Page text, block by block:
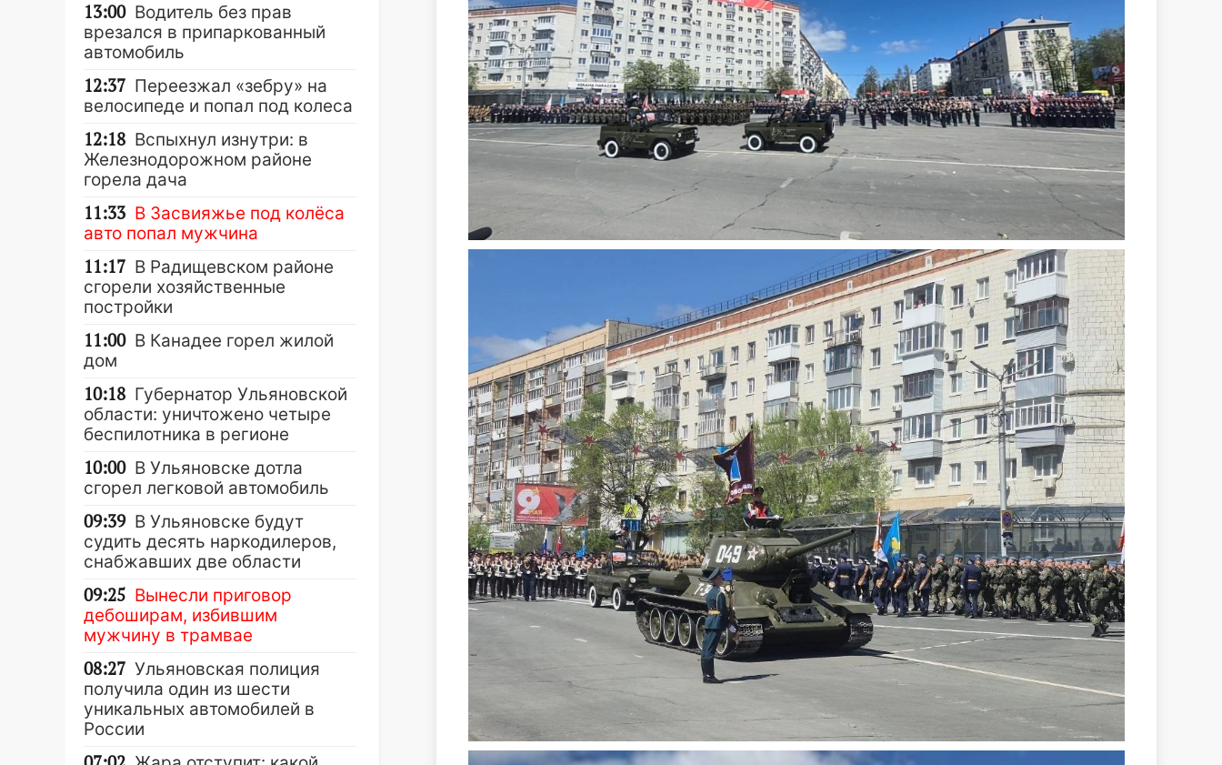
13:00 Водитель без прав
врезался в припаркованный
автомобиль
12:37 Переезжал «зебру» на
велосипеде и попал под колеса
12:18 Вспыхнул изнутри: в
Железнодорожном районе
горела дача
11:33 В Засвияжье под колёса
авто попал мужчина
11:17 В Радищевском районе
сгорели хозяйственные
постройки
11:00 В Канадее горел жилой
дом
10:18 Губернатор Ульяновской
области: уничтожено четыре
беспилотника в регионе
10:00 В Ульяновске дотла
сгорел легковой автомобиль
09:39 В Ульяновске будут
судить десять наркодилеров,
снабжавших две области
09:25 Вынесли приговор
дебоширам, избившим
мужчину в трамвае
08:27 Ульяновская полиция
получила один из шести
уникальных автомобилей в
России